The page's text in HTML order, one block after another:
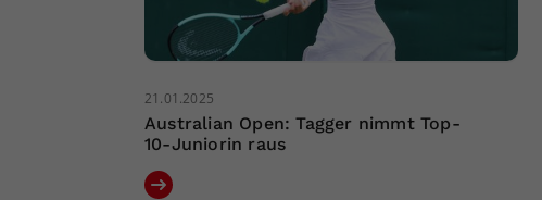
21.01.2025
Australian Open: Tagger nimmt Top-
10-Juniorin raus